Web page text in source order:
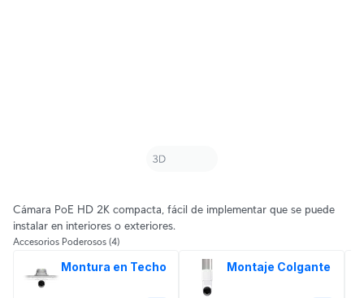
Cámara PoE HD 2K compacta, fácil de implementar que se puede
instalar en interiores o exteriores.
Accesorios Poderosos (4)
Montura en Techo Montaje Colgante